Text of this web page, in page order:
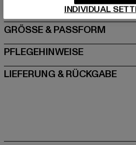
GRÖSSE & PASSFORM
PFLEGEHINWEISE
LIEFERUNG & RÜCKGABE
INDIVIDUAL